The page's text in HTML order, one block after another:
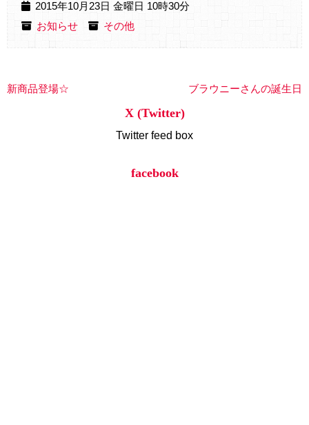
2015年10月23日 金曜日 10時30分
お知らせ
その他
新商品登場☆ ブラウニーさんの誕生日
X (Twitter)
Twitter feed box
facebook